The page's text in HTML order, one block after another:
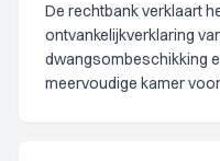
De rechtbank verklaart
ontvankelijkverklaring
dwangsombeschikking
meervoudige kamer